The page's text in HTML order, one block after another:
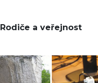
Rodiče a veřejnost